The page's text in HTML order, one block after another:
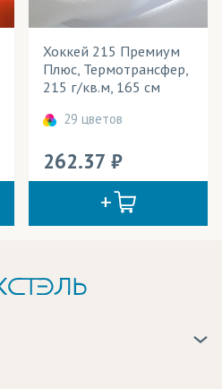
Хоккей 215 Премиум
Плюс, Термотрансфер,
215 г/кв.м, 165 см
29 цветов
262.37